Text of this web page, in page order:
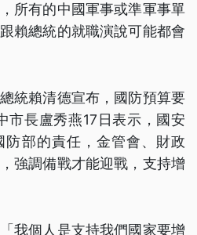
所有的中國軍事或準軍事單
賴總統的就職演說可能都會
統賴清德宣布，國防預算要
市長盧秀燕17日表示，國安
防部的責任，金管會、財政
強調備戰才能迎戰，支持增
我個人是支持我們國家要增